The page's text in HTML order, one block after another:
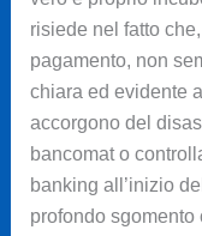
risiede nel fatto
pagamento, non
chiara ed evidente
accorgono del
bancomat o
banking all’inizio
profondo